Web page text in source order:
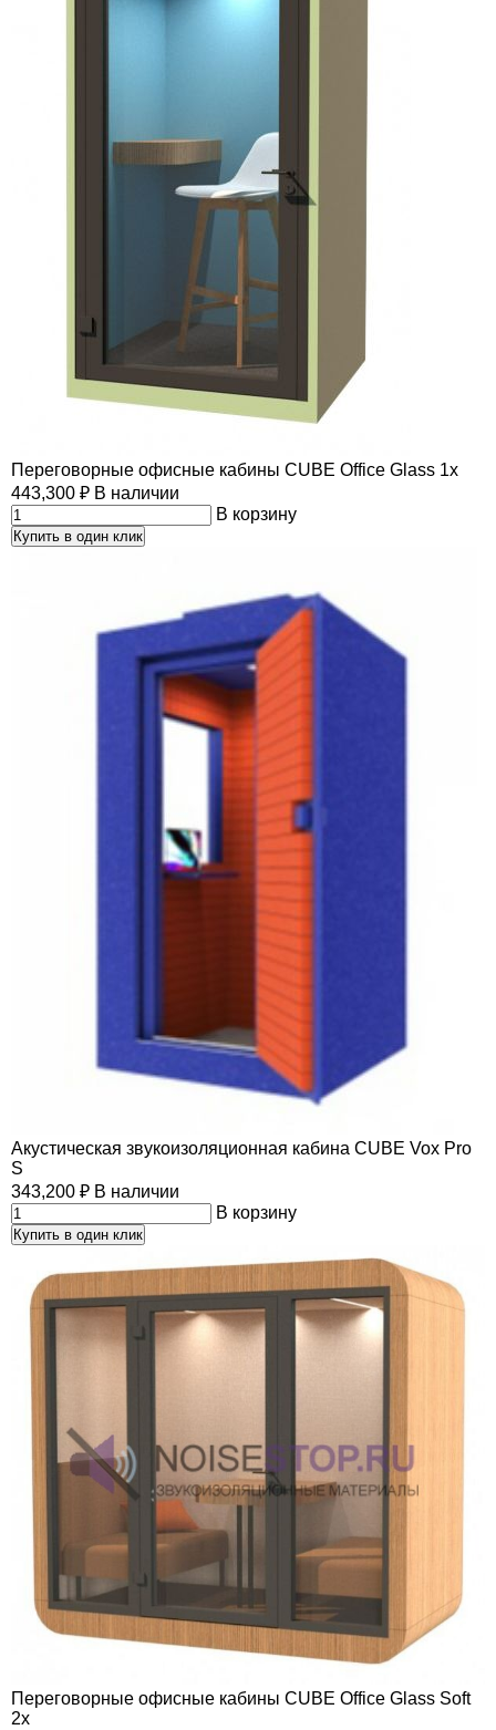
Переговорные офисные кабины CUBE Office Glass 1x
443,300 ₽ В наличии
В корзину
Купить в один клик
Акустическая звукоизоляционная кабина CUBE Vox Pro
S
343,200 ₽ В наличии
В корзину
Купить в один клик
Переговорные офисные кабины CUBE Office Glass Soft
2х